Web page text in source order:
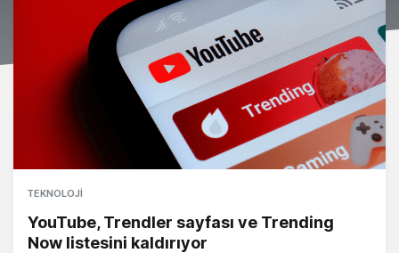
TEKNOLOJI
YouTube, Trendler sayfası ve Trending
Now listesini kaldırıyor